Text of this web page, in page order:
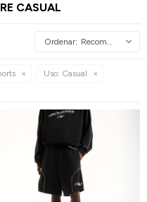
CASUAL
Recomendados
Uso: Casual